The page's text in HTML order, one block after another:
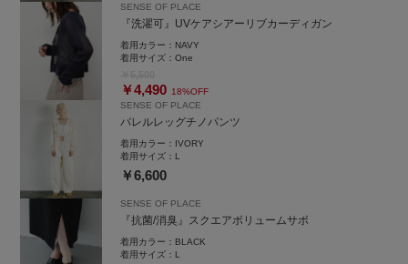
SENSE OF PLACE
『洗濯可』UVケアシアーリブカーディガン
着用カラー： NAVY
着用サイズ：One
￥4,490 18%OFF
SENSE OF PLACE
バレルレッグチノパンツ
着用カラー： IVORY
着用サイズ： L
￥6,600
SENSE OF PLACE
『抗菌/消臭』スクエアボリュームサボ
着用カラー： BLACK
着用サイズ： L